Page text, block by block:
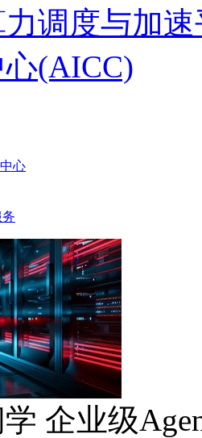
调度与加
(AICC)
心
企业级